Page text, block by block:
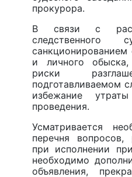
прокурора.
В связи с
следственного
и личного
риски
подготавливаемом
избежание
проведения.
Усматривается
перечня вопросов,
при исполнении
необходимо
объявления,